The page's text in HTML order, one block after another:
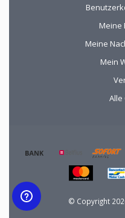
Meine
Meine
Mein
Alle
© Copyright